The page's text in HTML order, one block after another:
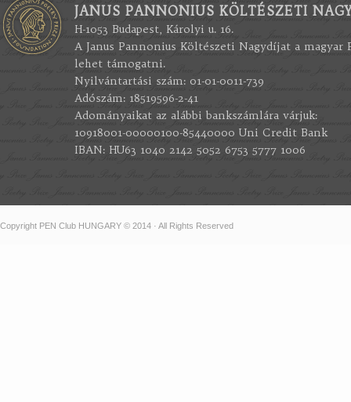
JANUS PANNONIUS KÖLTÉSZETI
H-1053 Budapest, Károlyi u. 16.
A Janus Pannonius Költészeti Nagydíjat a magyar
lehet támogatni.
Nyilvántartási szám: 01-01-0011-739
Adószám: 18519596-2-41
Adományaikat az alábbi bankszámlára várjuk:
10918001-00000100-85440000 Uni Credit Bank
IBAN: HU63 1040 2142 5052 6753 5777 1006
Copyright PEN Club HUNGARY © 2014 · All Rights Reserved